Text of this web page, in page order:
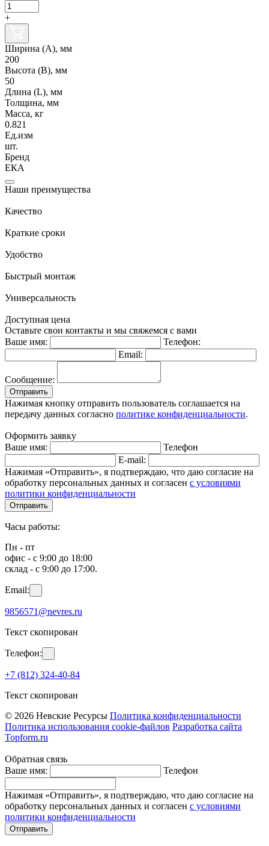
+
Ширина (А), мм
200
Высота (В), мм
50
Длина (L), мм
Толщина, мм
Масса, кг
0.821
Ед.изм
шт.
Бренд
ЕКА
Наши преимущества
Качество
Краткие сроки
Удобство
Быстрый монтаж
Универсальность
Доступная цена
Оставьте свои контакты и мы свяжемся с вами
Ваше имя:
Телефон:
Email:
Сообщение:
Отправить
Нажимая кнопку отправить пользователь соглашается на
передачу данных согласно политике конфиденциальности.
Оформить заявку
Ваше имя:
Телефон
E-mail:
Нажимая «Отправить», я подтверждаю, что даю согласие на
обработку персональных данных и согласен с условиями
политики конфиденциальности
Отправить
Часы работы:
Пн - пт
офис - с 9:00 до 18:00
склад - с 9:00 до 17:00.
Email:
9856571@nevres.ru
Текст скопирован
Телефон:
+7 (812) 324-40-84
Текст скопирован
© 2026 Невские Ресурсы Политика конфиденциальности
Политика использования cookie-файлов Разработка сайта
Topform.ru
Обратная связь
Ваше имя:
Телефон
Нажимая «Отправить», я подтверждаю, что даю согласие на
обработку персональных данных и согласен с условиями
политики конфиденциальности
Отправить